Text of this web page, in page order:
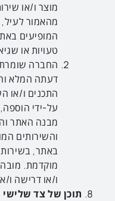
מוצר ו/או
מהאמור
המופיעים
טעויות או
החברה
דעתה המלא
התכנים ו/או
על-ידי
מבנה האתר
והשירותים
באתר,
מוקדמת.
ו/או דרישה ו/
תוכן של צד שלישי